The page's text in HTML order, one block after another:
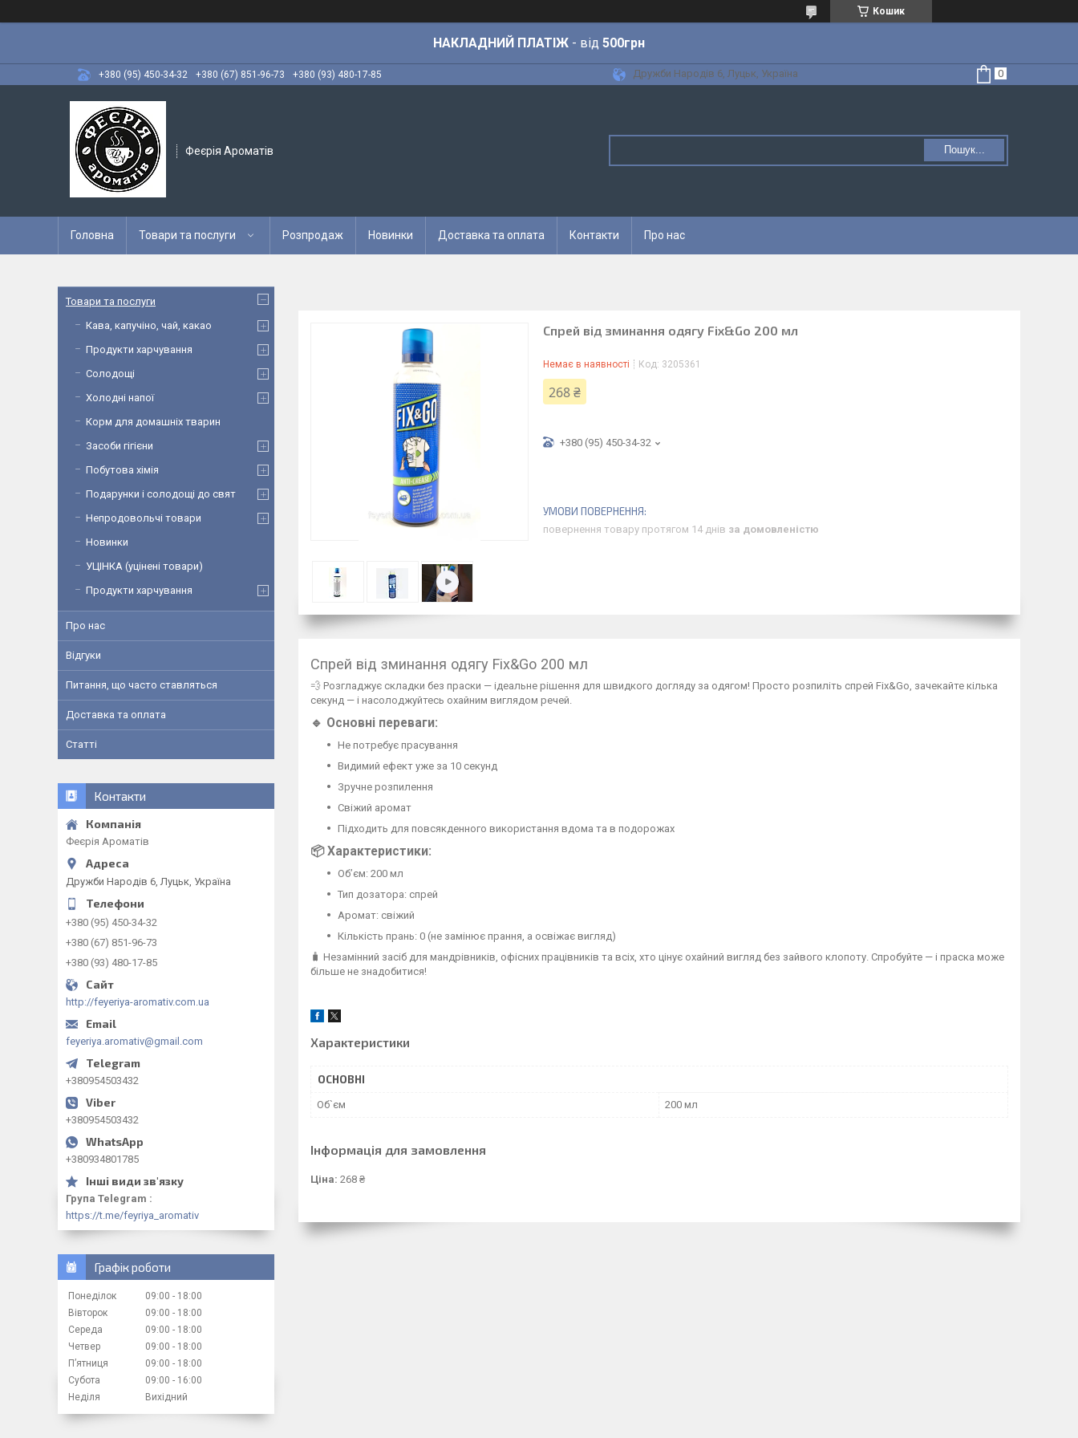
Кошик
НАКЛАДНИЙ ПЛАТІЖ - від 500грн
+380 (95) 450-34-32 +380 (67) 851-96-73 +380 (93) 480-17-85 Дружби Народів 6, Луцьк, Україна
Феєрія Ароматів Пошук...
Головна Товари та послуги Розпродаж Новинки Доставка та оплата Контакти Про нас
Спрей від зминання одягу Fix&Go 200 мл
Немає в наявності Код: 3205361
268 ₴
+380 (95) 450-34-32
повернення товару протягом 14 днів за домовленістю
Спрей від зминання одягу Fix&Go 200 мл
💨 Розгладжує складки без праски — ідеальне рішення для швидкого догляду за одягом! Просто розпиліть спрей Fix&Go, зачекайте кілька
секунд — і насолоджуйтесь охайним виглядом речей.
🔹 Основні переваги:
Не потребує прасування
Видимий ефект уже за 10 секунд
Зручне розпилення
Свіжий аромат
Підходить для повсякденного використання вдома та в подорожах
📦 Характеристики:
Обʼєм: 200 мл
Тип дозатора: спрей
Аромат: свіжий
Кількість прань: 0 (не замінює прання, а освіжає вигляд)
🧳 Незамінний засіб для мандрівників, офісних працівників та всіх, хто цінує охайний вигляд без зайвого клопоту. Спробуйте — і праска може
більше не знадобитися!
Характеристики
ОСНОВНІ
Об`єм 200 мл
Інформація для замовлення
Ціна: 268 ₴
Товари та послуги
Кава, капучіно, чай, какао
Продукти харчування
Солодощі
Холодні напої
Корм для домашніх тварин
Засоби гігієни
Побутова хімія
Подарунки і солодощі до свят
Непродовольчі товари
Новинки
УЦІНКА (уцінені товари)
Продукти харчування
Про нас
Відгуки
Питання, що часто ставляться
Доставка та оплата
Статті
Контакти
Феєрія Ароматів
Дружби Народів 6, Луцьк, Україна
+380 (95) 450-34-32
+380 (67) 851-96-73
+380 (93) 480-17-85
http://feyeriya-aromativ.com.ua
feyeriya.aromativ@gmail.com
+380954503432
+380954503432
+380934801785
Група Telegram
https://t.me/feyriya_aromativ
Графік роботи
Понеділок 09:00
18:00
Вівторок
09:00
18:00
Середа
09:00
18:00
Четвер
09:00
18:00
Пʼятниця
09:00
18:00
Субота
09:00
16:00
Неділя
Вихідний